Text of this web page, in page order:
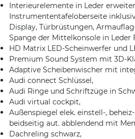
Interieurelemente in Leder
Instrumententafeloberseite
Display, Türbrüstungen,
Spange der Mittelkonsole in Leder
HD Matrix LED-Scheinwerfer und
Premium Sound System mit 3D-
Adaptive Scheibenwischer mit
Audi connect Schlüssel,
Audi Ringe und Schriftzüge in
Audi virtual cockpit,
Außenspiegel elek. einstell-,
beidseitig aut. abblendend mit
Dachreling schwarz,